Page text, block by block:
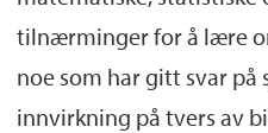
Les mer om
tilnærminger for å lære
noe som har gitt svar på
innvirkning på tvers av